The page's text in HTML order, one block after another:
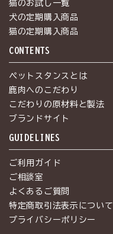
猫のお試し一覧
犬の定期購入商品
猫の定期購入商品
CONTENTS
ペットスタンスとは
鹿肉へのこだわり
こだわりの原材料と製法
ブランドサイト
GUIDELINES
ご利用ガイド
ご相談室
よくあるご質問
特定商取引法表示について
プライバシーポリシー